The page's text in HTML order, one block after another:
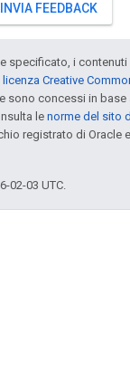
INVIA FEEDBACK
specificato, i
licenza Creative
sono concessi in base
le norme del sito
registrato di Oracle
02-03 UTC.